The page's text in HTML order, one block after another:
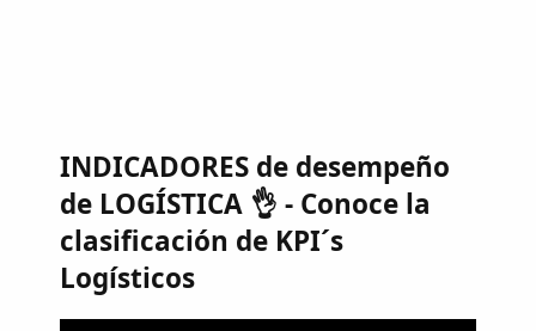
INDICADORES de desempeño
de LOGÍSTICA 👌 - Conoce la
clasificación de KPI´s
Logísticos